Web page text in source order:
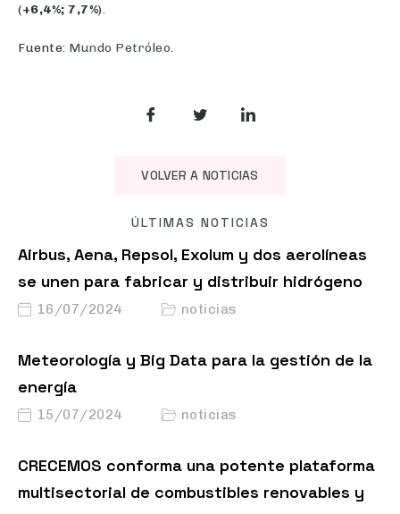
(+6,4%; 7,7%).
Fuente: Mundo Petróleo.
VOLVER A NOTICIAS
ÚLTIMAS NOTICIAS
Airbus, Aena, Repsol, Exolum y dos aerolíneas
se unen para fabricar y distribuir hidrógeno
16/07/2024 noticias
Meteorología y Big Data para la gestión de la
energía
15/07/2024 noticias
CRECEMOS conforma una potente plataforma
multisectorial de combustibles renovables y